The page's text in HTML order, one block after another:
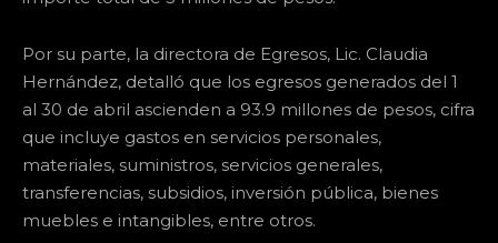
Por su parte, la directora de Egresos, Lic. Claudia
Hernández, detalló que los egresos generados del 1
al 30 de abril ascienden a 93.9 millones de pesos, cifra
que incluye gastos en servicios personales,
materiales, suministros, servicios generales,
transferencias, subsidios, inversión pública, bienes
muebles e intangibles, entre otros.